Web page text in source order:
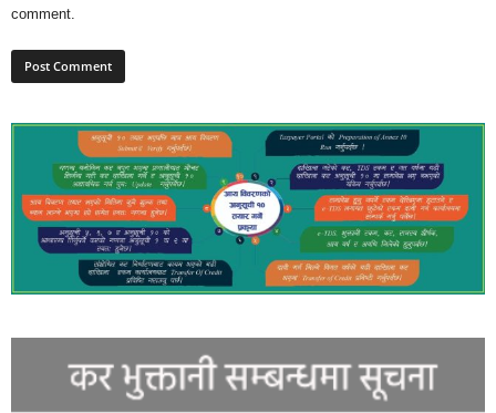
comment.